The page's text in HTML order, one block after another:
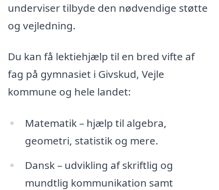
underviser tilbyde den nødvendige støtte
og vejledning.
Du kan få lektiehjælp til en bred vifte af
fag på gymnasiet i Givskud, Vejle
kommune og hele landet:
Matematik – hjælp til algebra,
geometri, statistik og mere.
Dansk – udvikling af skriftlig og
mundtlig kommunikation samt